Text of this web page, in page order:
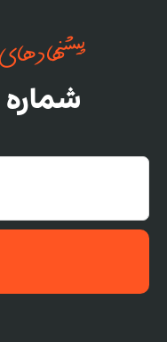
شماره